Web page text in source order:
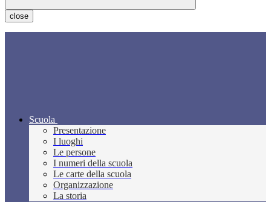
close
Scuola
Presentazione
I luoghi
Le persone
I numeri della scuola
Le carte della scuola
Organizzazione
La storia